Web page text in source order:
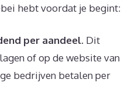
hebt voordat je begint:
per aandeel. Dit
of op de website van
bedrijven betalen per